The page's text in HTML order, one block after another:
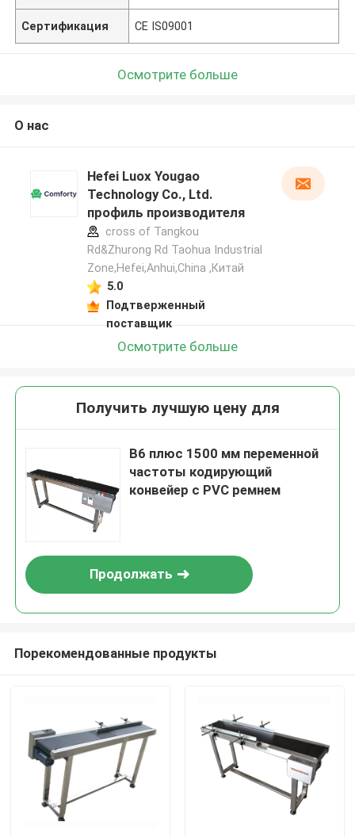
Сертификация CE IS09001
Осмотрите больше
О нас
Hefei Luox Yougao
Technology Co., Ltd.
профиль производителя
cross of Tangkou
Rd&Zhurong Rd Taohua Industrial
Zone,Hefei,Anhui,China ,Китай
5.0
Подтверженный
поставщик
Осмотрите больше
Получить лучшую цену для
B6 плюс 1500 мм переменной
частоты кодирующий
конвейер с PVC ремнем
Продолжать
Порекомендованные продукты